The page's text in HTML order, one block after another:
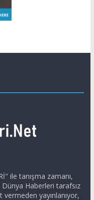
ile tanışma zamanı,
Dünya Haberleri tarafsız
yayınlanıyor,